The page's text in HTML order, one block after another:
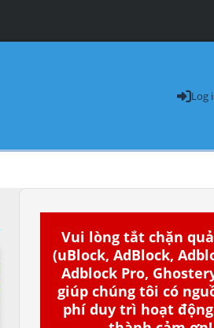
Log
Vui lòng tắt chặn
(uBlock, AdBlock,
Adblock Pro,
giúp chúng tôi có
phí duy trì hoạt